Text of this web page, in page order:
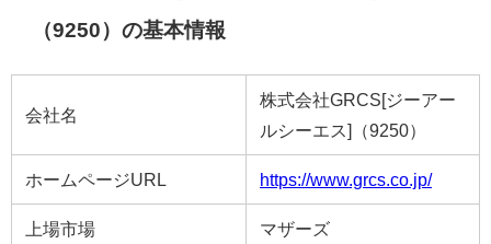
（9250）の基本情報
会社名
株式会社GRCS[ジーアー
ルシーエス]（9250）
ホームページURL https://www.grcs.co.jp/
上場市場 マザーズ